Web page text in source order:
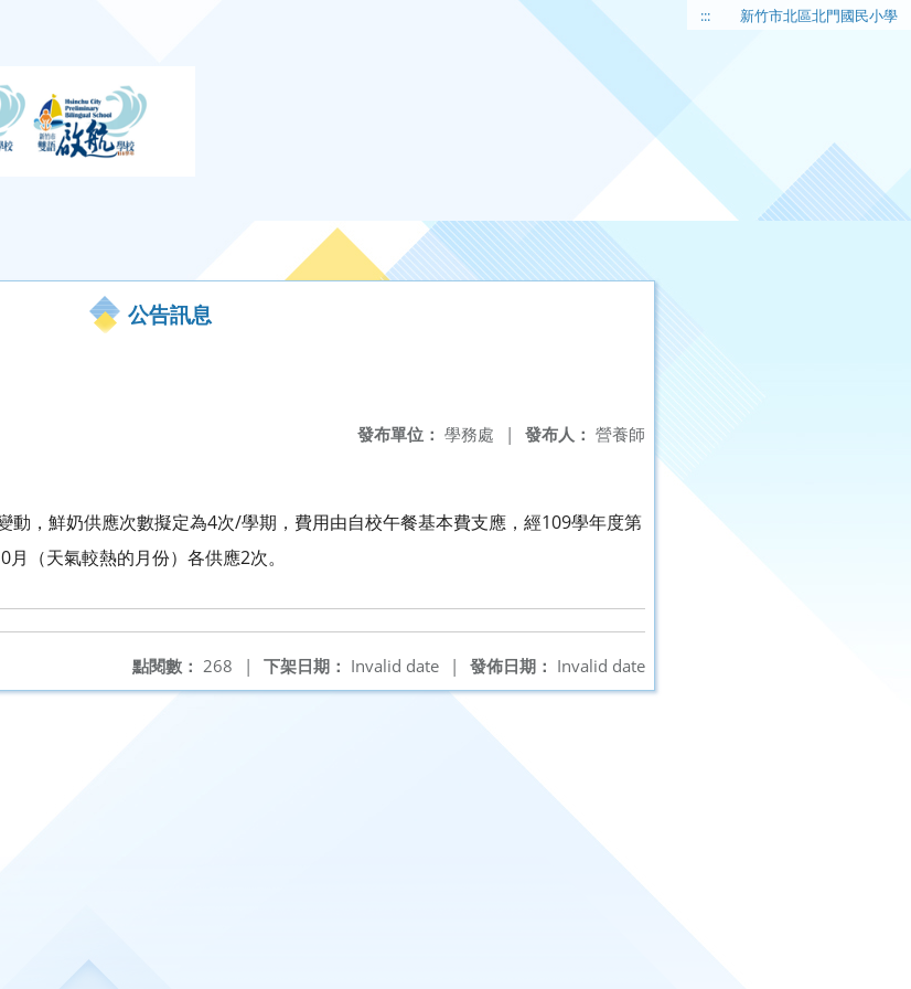
::: 新竹市北區北門國民小學
公告訊息
發布人： 營養師
發布單位： 學務處 |
動，鮮奶供應次數擬定為4次/學期，費用由自校午餐基本費支應，經109學年度第
（天氣較熱的月份）各供應2次。
發佈日期： Invalid date
下架日期： Invalid date |
點閱數： 268 |